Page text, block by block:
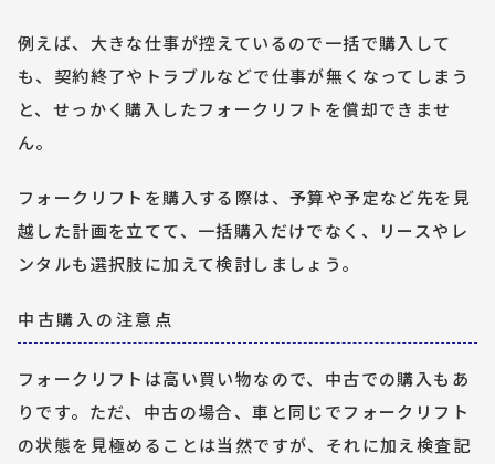
例えば、大きな仕事が控えているので一括で購入して
も、契約終了やトラブルなどで仕事が無くなってしまう
と、せっかく購入したフォークリフトを償却できませ
ん。
フォークリフトを購入する際は、予算や予定など先を見
越した計画を立てて、一括購入だけでなく、リースやレ
ンタルも選択肢に加えて検討しましょう。
中古購入の注意点
フォークリフトは高い買い物なので、中古での購入もあ
りです。ただ、中古の場合、車と同じでフォークリフト
の状態を見極めることは当然ですが、それに加え検査記